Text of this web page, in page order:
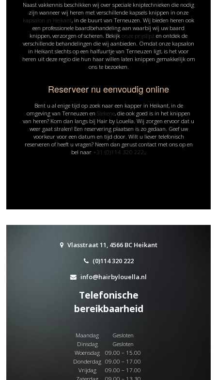
Naast vakkennis beschikken wij over speciale kniptechnieken die nodig
zijn wanneer wij heren met verschillende kapsels knippen in onze
kapsalon in Heikant, in de buurt van Terneuzen. Wij bieden heren ook
een professionele baardbehandeling aan waarbij wij uw baard
knippen, verzorgen of scheren. Bekijk onze prijslijst en ontdek de
verschillende behandelingen die wij aanbieden. Omdat onze kapsalon
in Heikant slechts op een halfuurtje van Terneuzen ligt, is het voor
heren uit deze regio die hun haar willen laten knippen gemakkelijk om
ons te bezoeken.
Reserveer nu eenvoudig online
Bent u al enige tijd op zoek naar een kapper in Heikant, in de
omgeving van Terneuzen en Stekene, die ook goed is in het knippen
van heren? Kom dan langs bij Hair by Louella. Wij zorgen ervoor dat u
weer gaat stralen! Een reservering plaatsen is zo gedaan. Geef uw
voorkeur voor een datum en tijd door. Wilt u liever telefonisch
reserveren of heeft u vragen? Neem dan gerust contact met ons op en
bel naar +31 (0)114 320 222
Vlasstraat 11, 4566 BC Heikant
(0)114 320 222
info@hairbylouella.nl
Telefonische
bereikbaarheid
Maandag
Gesloten
Dinsdag
Gesloten
Woensdag
09.00 – 15.00
Donderdag 09.00 – 17.00
Vrijdag
09.00 – 17.00